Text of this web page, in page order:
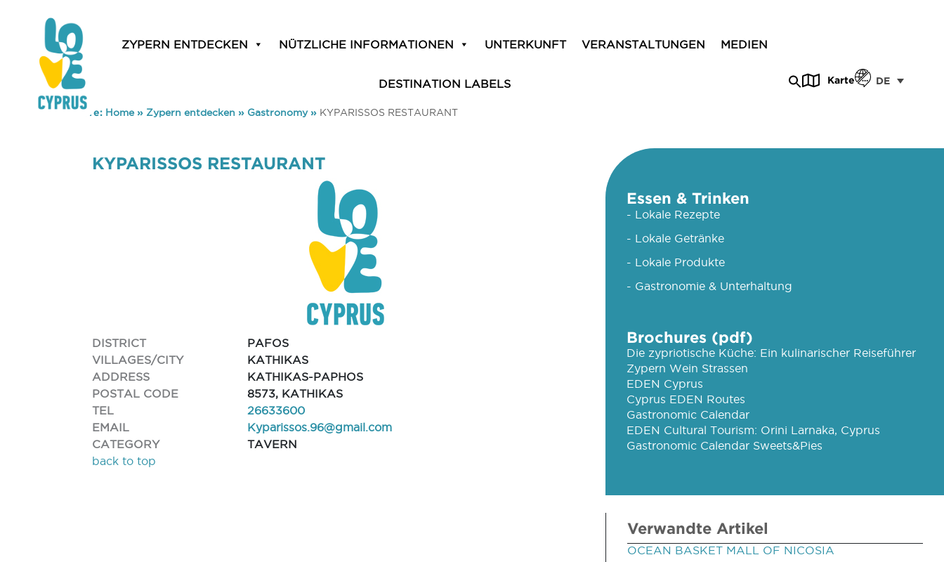
ZYPERN ENTDECKEN NÜTZLICHE INFORMATIONEN UNTERKUNFT VERANSTALTUNGEN MEDIEN
DESTINATION LABELS Karte DE
You are here: Home» Zypern entdecken » Gastronomy» KYPARISSOS RESTAURANT
KYPARISSOS RESTAURANT
DISTRICT
PAFOS
VILLAGES/CITY
KATHIKAS
ADDRESS
KATHIKAS-PAPHOS
POSTAL CODE
8573, KATHIKAS
TEL
26633600
EMAIL
Kyparissos.96@gmail.com
CATEGORY
TAVERN
back to top
Essen & Trinken
- Lokale Rezepte
- Lokale Getränke
- Lokale Produkte
- Gastronomie & Unterhaltung
Brochures (pdf)
Die zypriotische Küche: Ein kulinarischer Reiseführer
Zypern Wein Strassen
EDEN Cyprus
Cyprus EDEN Routes
Gastronomic Calendar
EDEN Cultural Tourism: Orini Larnaka, Cyprus
Gastronomic Calendar Sweets&Pies
Verwandte Artikel
OCEAN BASKET MALL OF NICOSIA